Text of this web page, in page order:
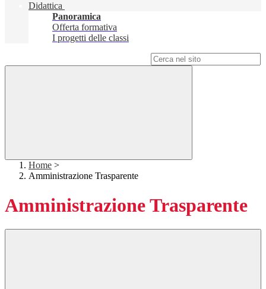
Didattica
Panoramica
Offerta formativa
I progetti delle classi
Home >
Amministrazione Trasparente
Amministrazione Trasparente